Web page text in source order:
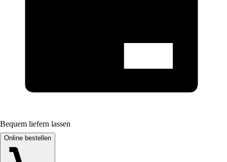
Bequem liefern lassen
Online bestellen